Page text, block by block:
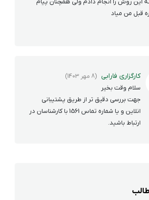
این روش را انجام دادم ولی همچنان پیام
قبل من میاد
کارگزاری فارابی (8 مهر 1403)
سلام وقت بخیر
جهت بررسی دقیق تر از طریق پشتیبانی
انلاین و یا شماره تماس 1561 با کارشناسان در
ارتباط باشید.